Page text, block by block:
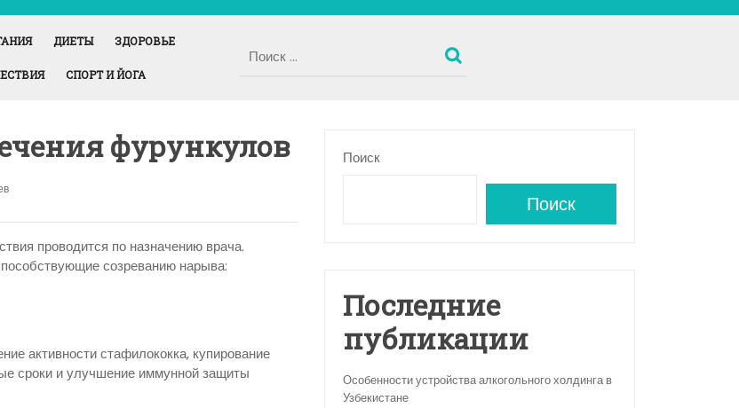
ДИЕТЫ ЗДОРОВЬЕ
СПОРТ И ЙОГА
фурункулов
проводится по назначению врача.
созреванию нарыва:
активности стафилококка, купирование
сроки и улучшение иммунной защиты
Поиск
Поиск
Последние
публикации
Особенности устройства алкогольного холдинга в
Узбекистане